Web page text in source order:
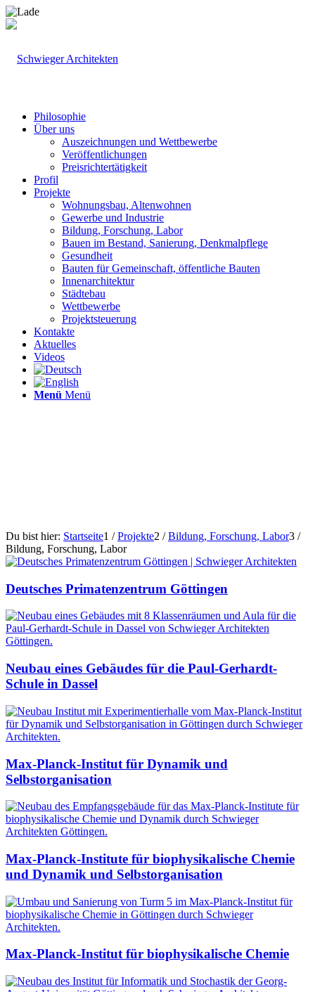
Philosophie
Über uns
Auszeichnungen und Wettbewerbe
Veröffentlichungen
Preisrichtertätigkeit
Profil
Projekte
Wohnungsbau, Altenwohnen
Gewerbe und Industrie
Bildung, Forschung, Labor
Bauen im Bestand, Sanierung, Denkmalpflege
Gesundheit
Bauten für Gemeinschaft, öffentliche Bauten
Innenarchitektur
Städtebau
Wettbewerbe
Projektsteuerung
Kontakte
Aktuelles
Videos
Menü Menü
Du bist hier: Startseite1 / Projekte2 / Bildung, Forschung, Labor3 /
Bildung, Forschung, Labor
Deutsches Primatenzentrum Göttingen
Neubau eines Gebäudes für die Paul-Gerhardt-
Schule in Dassel
Max-Planck-Institut für Dynamik und
Selbstorganisation
Max-Planck-Institute für biophysikalische Chemie
und Dynamik und Selbstorganisation
Max-Planck-Institut für biophysikalische Chemie